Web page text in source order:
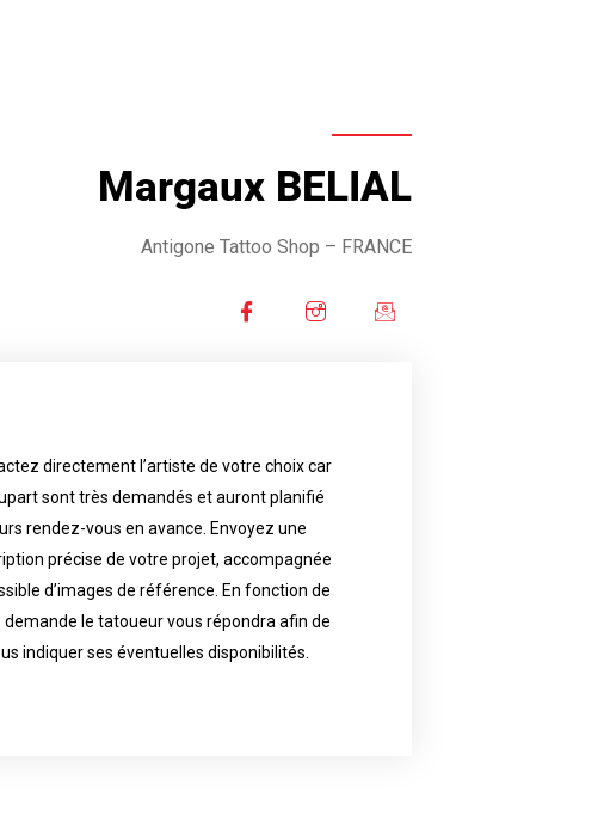
Margaux BELIAL
Antigone Tattoo Shop – FRANCE
directement l’artiste de votre choix car
sont très demandés et auront planifié
rendez-vous en avance. Envoyez une
précise de votre projet, accompagnée
d’images de référence. En fonction de
demande le tatoueur vous répondra afin de
indiquer ses éventuelles disponibilités.
directly the artist of your choice because
are in great demand and will have planned
in advance. Send an accurate
of your project, if possible attached
reference images. Depending your request,
tattoo artist will answer to tell you his
availability.